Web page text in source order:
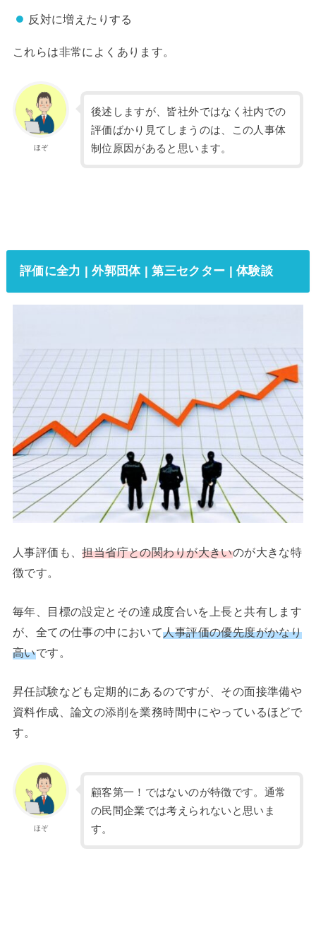
反対に増えたりする
これらは非常によくあります。
ほぞ
後述しますが、皆社外ではなく社内での
評価ばかり見てしまうのは、この人事体
制位原因があると思います。
評価に全力 | 外郭団体 | 第三セクター | 体験談
人事評価も、担当省庁との関わりが大きいのが大きな特
徴です。
毎年、目標の設定とその達成度合いを上長と共有します
が、全ての仕事の中において人事評価の優先度がかなり
高いです。
昇任試験なども定期的にあるのですが、その面接準備や
資料作成、論文の添削を業務時間中にやっているほどで
す。
ほぞ
顧客第一！ではないのが特徴です。通常
の民間企業では考えられないと思いま
す。